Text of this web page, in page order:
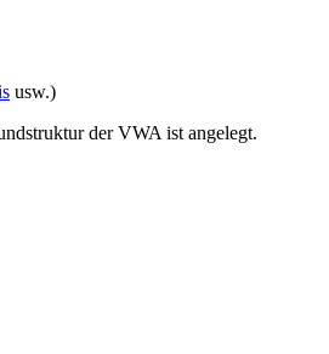
usw.)
der VWA ist angelegt.